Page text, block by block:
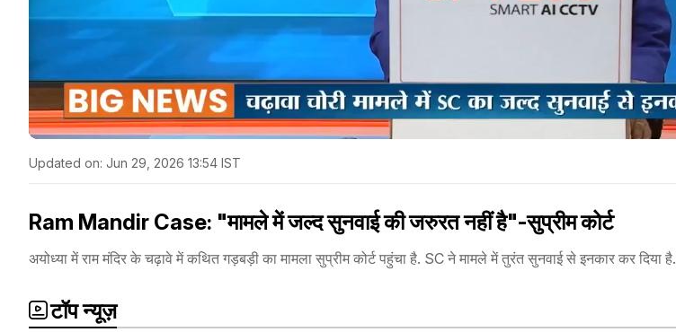
Updated on: Jun 29, 2026 13:54 IST
Ram Mandir Case: "मामले में जल्द सुनवाई की जरुरत नहीं है"-सुप्रीम कोर्ट
अयोध्या में राम मंदिर के चढ़ावे में कथित गड़बड़ी का मामला सुप्रीम कोर्ट पहुंचा है. SC ने मामले में तुरंत सुनवाई से इनकार कर दिया है.
टॉप न्यूज़